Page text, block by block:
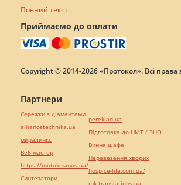
Повний текст
Приймаємо до оплати
Copyright © 2014-2026 «Протокол». Всі права
Партнери
Сережки з діамантами
alliancetechnika.ua
миралинкс
Веб мастер
https://motokosmos.ua/
Синтезатори
pereklad.ua
Підготовка до НМТ / ЗНО
Винна шафа
Перевезення хворих
hospice-life.com.ua/
mk-translations.ua